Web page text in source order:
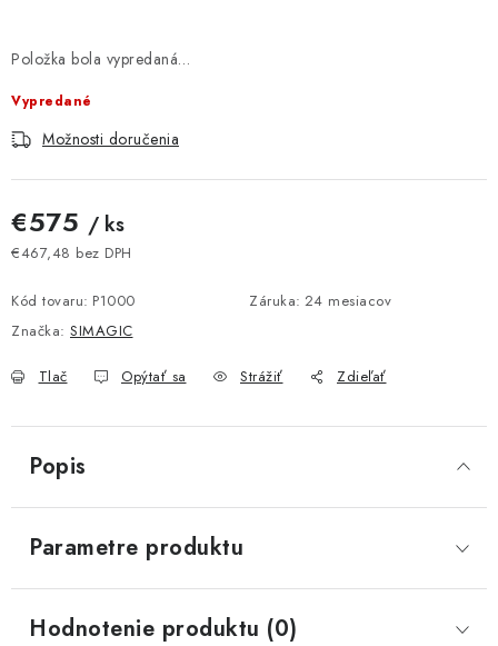
: TOP PRODUKTY
: NOVÉ PRODUKTY
Obchodné podmienky
Formuláre na stiahnutie
Položka bola vypredaná…
Vypredané
Možnosti doručenia
€575 / ks
€467,48 bez DPH
Kód tovaru: P1000 Záruka: 24 mesiacov
Značka: SIMAGIC
Tlač Opýtať sa Strážiť Zdieľať
Popis
Parametre produktu
Hodnotenie produktu (0)